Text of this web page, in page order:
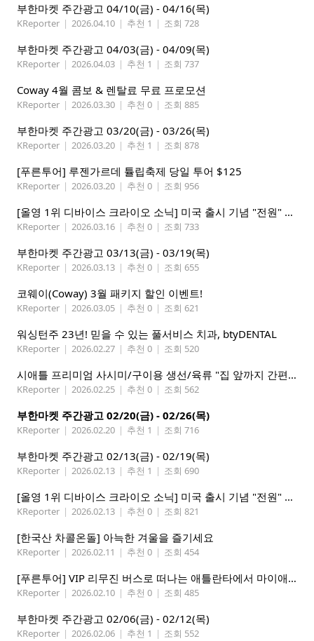
부한마켓 주간광고 04/10(금) - 04/16(목)
KReporter | 2026.04.10 | 추천 1 | 조회 728
부한마켓 주간광고 04/03(금) - 04/09(목)
KReporter | 2026.04.03 | 추천 1 | 조회 737
Coway 4월 콤보 & 렌탈료 무료 프로모션
KReporter | 2026.03.30 | 추천 0 | 조회 885
부한마켓 주간광고 03/20(금) - 03/26(목)
KReporter | 2026.03.20 | 추천 1 | 조회 878
[푸른투어] 루젠가르데 튤립축제 당일 투어 $125
KReporter | 2026.03.20 | 추천 0 | 조회 956
[올영 1위 디바이스 크라이오 소닉] 미국 출시 기념 "전원" 증정 이벤트, 참여 부탁드립니다.
KReporter | 2026.03.16 | 추천 0 | 조회 733
부한마켓 주간광고 03/13(금) - 03/19(목)
KReporter | 2026.03.13 | 추천 0 | 조회 655
코웨이(Coway) 3월 패키지 할인 이벤트!
KReporter | 2026.03.05 | 추천 0 | 조회 621
워싱턴주 23년! 믿을 수 있는 풀서비스 치과, btyDENTAL
KReporter | 2026.02.27 | 추천 0 | 조회 520
시애틀 프리미엄 사시미/구이용 생선/육류 "집 앞까지 간편하게" – 영오션샵닷컴
KReporter | 2026.02.25 | 추천 0 | 조회 562
부한마켓 주간광고 02/20(금) - 02/26(목)
KReporter | 2026.02.20 | 추천 1 | 조회 716
부한마켓 주간광고 02/13(금) - 02/19(목)
KReporter | 2026.02.13 | 추천 1 | 조회 690
[올영 1위 디바이스 크라이오 소닉] 미국 출시 기념 "전원" 증정 이벤트, 참여 부탁드립니다.
KReporter | 2026.02.13 | 추천 0 | 조회 821
[한국산 차콜온돌] 아늑한 겨울을 즐기세요
KReporter | 2026.02.11 | 추천 0 | 조회 454
[푸른투어] VIP 리무진 버스로 떠나는 애틀란타에서 마이애미까지
KReporter | 2026.02.10 | 추천 0 | 조회 485
부한마켓 주간광고 02/06(금) - 02/12(목)
KReporter | 2026.02.06 | 추천 1 | 조회 552